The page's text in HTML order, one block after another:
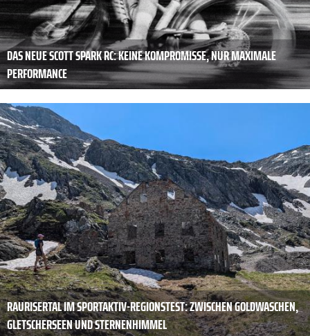
DAS NEUE SCOTT SPARK RC: KEINE KOMPROMISSE, NUR MAXIMALE
PERFORMANCE
RAURISERTAL IM SPORTAKTIV-REGIONSTEST: ZWISCHEN GOLDWASCHEN,
GLETSCHERSEEN UND STERNENHIMMEL